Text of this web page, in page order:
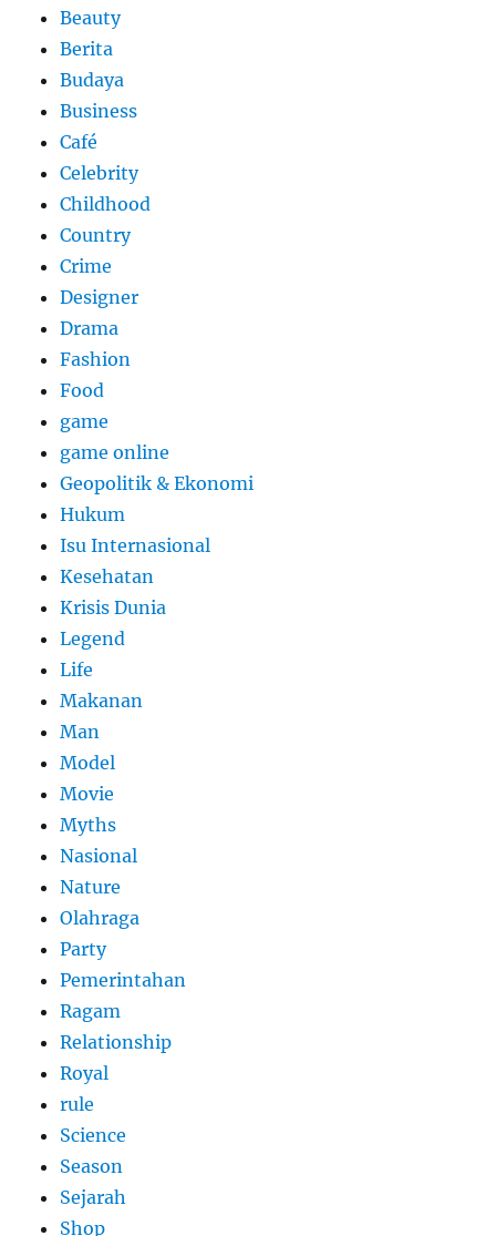
Beauty
Berita
Budaya
Business
Café
Celebrity
Childhood
Country
Crime
Designer
Drama
Fashion
Food
game
game online
Geopolitik & Ekonomi
Hukum
Isu Internasional
Kesehatan
Krisis Dunia
Legend
Life
Makanan
Man
Model
Movie
Myths
Nasional
Nature
Olahraga
Party
Pemerintahan
Ragam
Relationship
Royal
rule
Science
Season
Sejarah
Shop